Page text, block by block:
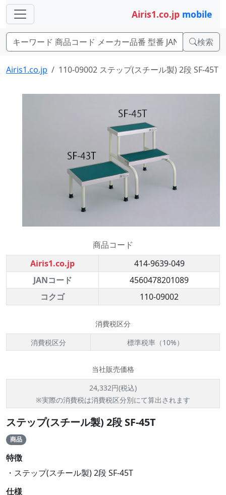
Airis1.co.jp mobile
検索
Airis1.co.jp 110-09002 ステップ(スチール製) 2段 SF-45T
商品コード
Airis1.co.jp
414-9639-049
JANコード
4560478201089
コクゴ
110-09002
消費税区分
消費税区分
標準税率（10%）
当社販売価格
24,332円(税込)
※実際の消費税は消費税区分別にて算出されます
ステップ(スチール製) 2段 SF-45T
商品
特徴
・ステップ(スチール製) 2段 SF-45T
仕様